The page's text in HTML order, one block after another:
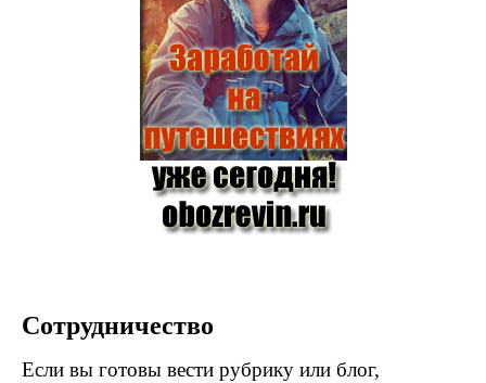
Сотрудничество
Если вы готовы вести рубрику или блог,